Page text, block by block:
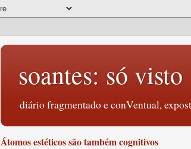
soantes: só visto
diário fragmentado e conVentual,
Átomos estéticos são também cognitivos